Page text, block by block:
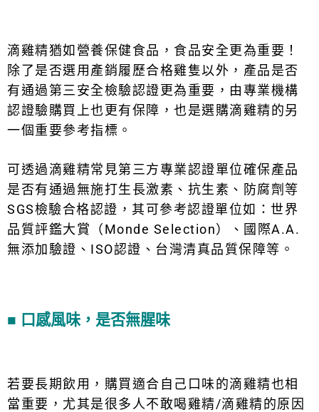
滴雞精猶如營養保健食品，食品安全更為重要！
除了是否選用產銷履歷合格雞隻以外，產品是否
有通過第三安全檢驗認證更為重要，由專業機構
認證驗購買上也更有保障，也是選購滴雞精的另
一個重要參考指標。
可透過滴雞精常見第三方專業認證單位確保產品
是否有通過無施打生長激素、抗生素、防腐劑等
SGS檢驗合格認證，其可參考認證單位如：世界
品質評鑑大賞（Monde Selection）、國際A.A.
無添加驗證、ISO認證、台灣清真品質保障等。
■ 口感風味，是否無腥味
若要長期飲用，購買適合自己口味的滴雞精也相
當重要，尤其是很多人不敢喝雞精/滴雞精的原因